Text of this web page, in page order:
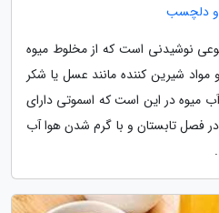
و دلچسب
نوشیدنی است که از مخلوط میوه
مواد شیرین کننده مانند عسل یا شکر
میوه در این است که اسموتی دارای
فصل تابستان و با گرم شدن هوا آب